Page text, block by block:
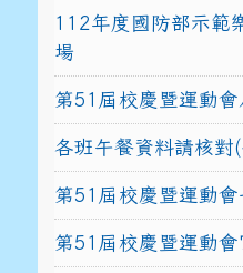
112年度國防部示範
場
第51屆校慶暨運動
各班午餐資料請核
第51屆校慶暨運動
第51屆校慶暨運動